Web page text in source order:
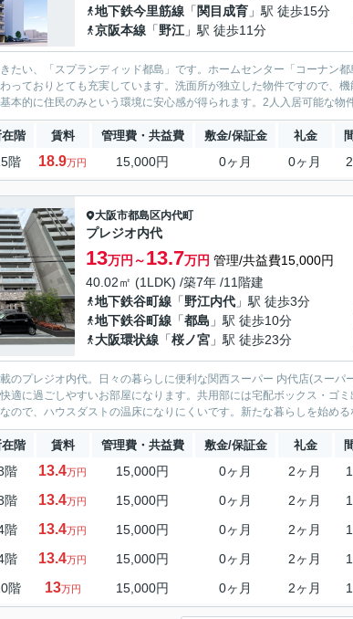
地下鉄今里筋線 「 関目成育 」駅 徒歩15分
京阪本線 「野江 」駅 徒歩11分
たい、「スプランディッド都島」です。ホームセンター「コーナン
っておりとても充実しています。洗面所が独立した物件ですので、
本的に住民のみという環境に安心感が得られます。2人入居可能な物
在階 賃料 管理費・共益費 敷金/保証金 礼金
階 18.9万円 15,000円 0ヶ月 0ヶ月
大阪市都島区内代町
プレジオ内代
13万円～13.7万円 管理/共益費15,000円
40.02㎡ (1LDK) /築7年 /11階建
地下鉄谷町線 「野江内代 」駅 徒歩3分
地下鉄谷町線 「都島 」駅 徒歩10分
大阪環状線 「桜ノ宮 」駅 徒歩23分
のプレジオ内代。日々の暮らしに便利な関西スーパー 内代店(スー
適に過ごしやすいお部屋になります。共用部には宅配ボックス・ゴ
ので、ハウスダストの温床になりにくいです。新たな暮らしを始め
在階 賃料 管理費・共益費 敷金/保証金 礼金
階 13.4万円 15,000円 0ヶ月 2ヶ月
階 13.4万円 15,000円 0ヶ月 2ヶ月
階 13.4万円 15,000円 0ヶ月 2ヶ月
階 13.4万円 15,000円 0ヶ月 2ヶ月
階 13万円 15,000円 0ヶ月 2ヶ月